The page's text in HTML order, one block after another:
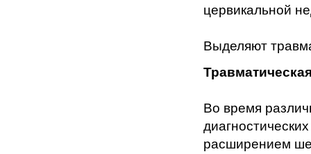
цервикальной
Выделяют
Во время
расширением